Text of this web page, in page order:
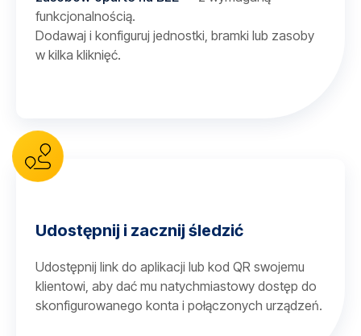
funkcjonalnością.
Dodawaj i konfiguruj jednostki, bramki lub zasoby
w kilka kliknięć.
Udostępnij i zacznij śledzić
Udostępnij link do aplikacji lub kod QR swojemu
klientowi, aby dać mu natychmiastowy dostęp do
skonfigurowanego konta i połączonych urządzeń.